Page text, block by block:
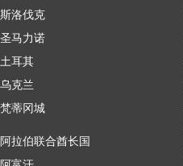
斯洛伐克
圣马力诺
土耳其
乌克兰
梵蒂冈城
阿拉伯联合酋长国